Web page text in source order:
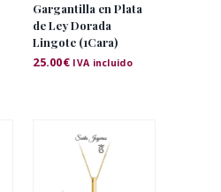
Gargantilla en Plata
de Ley Dorada
Lingote (1Cara)
25.00€ IVA incluido